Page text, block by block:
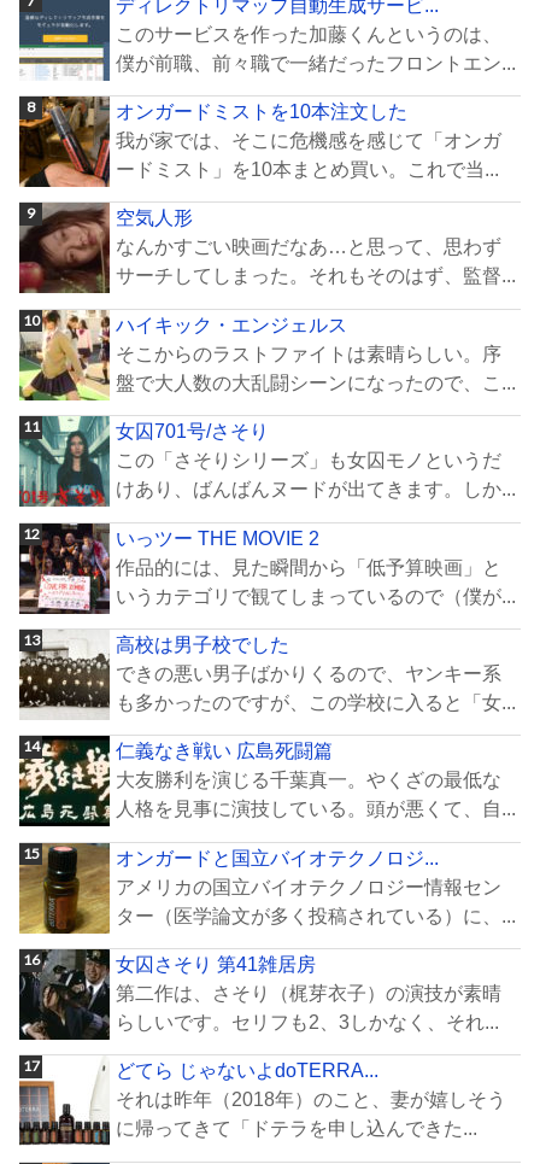
ディレクトリマップ自動生成サービ...
このサービスを作った加藤くんというのは、
僕が前職、前々職で一緒だったフロントエン...
オンガードミストを10本注文した
我が家では、そこに危機感を感じて「オンガ
ードミスト」を10本まとめ買い。これで当...
空気人形
なんかすごい映画だなあ…と思って、思わず
サーチしてしまった。それもそのはず、監督...
ハイキック・エンジェルス
そこからのラストファイトは素晴らしい。序
盤で大人数の大乱闘シーンになったので、こ...
女囚701号/さそり
この「さそりシリーズ」も女囚モノというだ
けあり、ばんばんヌードが出てきます。しか...
いっツー THE MOVIE 2
作品的には、見た瞬間から「低予算映画」と
いうカテゴリで観てしまっているので（僕が...
高校は男子校でした
できの悪い男子ばかりくるので、ヤンキー系
も多かったのですが、この学校に入ると「女...
仁義なき戦い 広島死闘篇
大友勝利を演じる千葉真一。やくざの最低な
人格を見事に演技している。頭が悪くて、自...
オンガードと国立バイオテクノロジ...
アメリカの国立バイオテクノロジー情報セン
ター（医学論文が多く投稿されている）に、...
女囚さそり 第41雑居房
第二作は、さそり（梶芽衣子）の演技が素晴
らしいです。セリフも2、3しかなく、それ...
どてら じゃないよdoTERRA...
それは昨年（2018年）のこと、妻が嬉しそう
に帰ってきて「ドテラを申し込んできた...